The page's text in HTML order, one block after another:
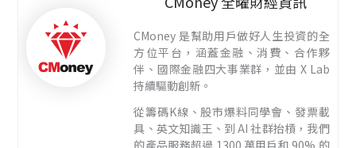
CMoney 是幫助用戶做好人生投資的全
方位平台，涵蓋金融、消費、合作夥
伴、國際金融四大事業群，並由 X Lab
持續驅動創新。
從籌碼K線、股市爆料同學會、發票載
具、英文知識王、到 AI 社群抬槓，我們